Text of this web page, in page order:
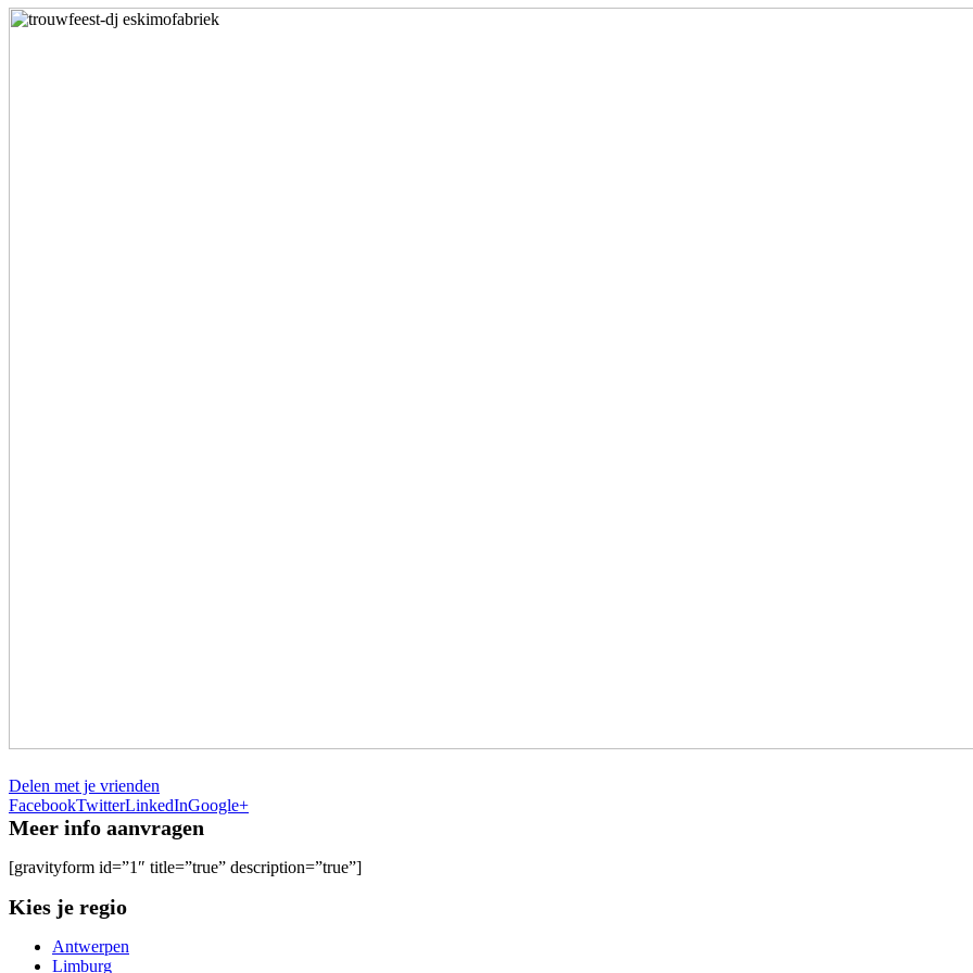
Delen met je vrienden
FacebookTwitterLinkedInGoogle+
Meer info aanvragen
[gravityform id=”1″ title=”true” description=”true”]
Kies je regio
Antwerpen
Limburg